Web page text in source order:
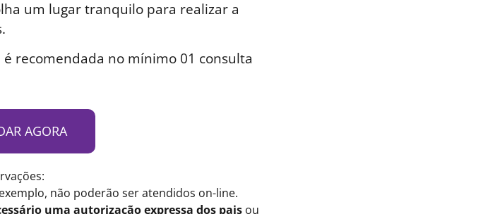
um lugar tranquilo para realizar a
recomendada no mínimo 01 consulta
AGORA
não poderão ser atendidos on-line.
uma autorização expressa dos paisou